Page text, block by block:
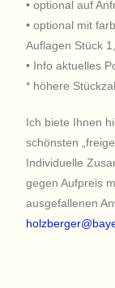
• optional auf
• optional mit
Auflagen Stück
• Info aktuelles
* höhere
Ich biete Ihnen
schönsten
Individuelle
gegen Aufpreis
ausgefallenen